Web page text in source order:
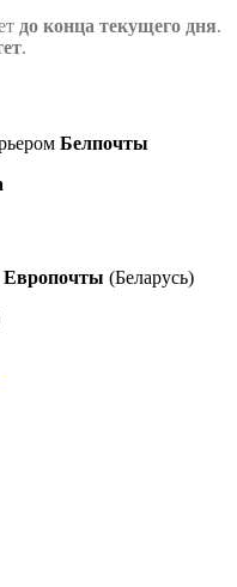
до конца текущего дня.
.
Белпочты
Европочты (Беларусь)